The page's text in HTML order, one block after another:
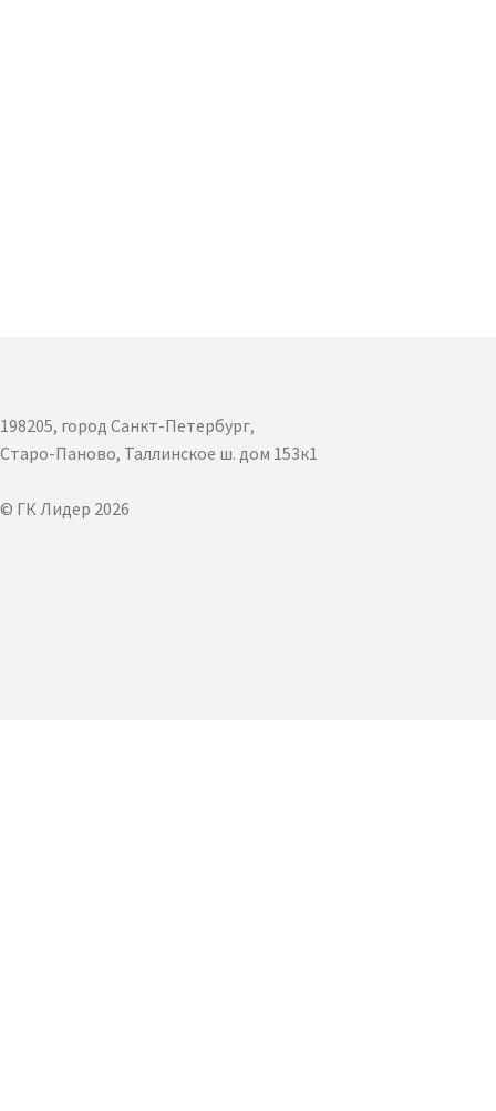
198205, город Санкт-Петербург,
Старо-Паново, Таллинское ш. дом 153к1
© ГК Лидер 2026